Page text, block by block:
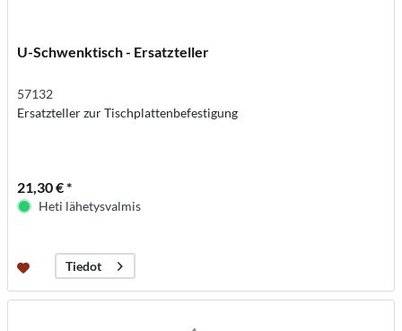
U-Schwenktisch - Ersatzteller
57132
Ersatzteller zur Tischplattenbefestigung
21,30 € *
Heti lähetysvalmis
Tiedot